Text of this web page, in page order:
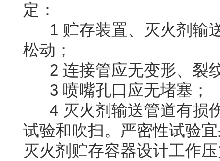
定：
1 贮存装置、灭火剂输
松动；
2 连接管应无变形、裂
3 喷嘴孔口应无堵塞；
4 灭火剂输送管道有损
试验和吹扫。严密性试验
灭火剂贮存容器设计工作